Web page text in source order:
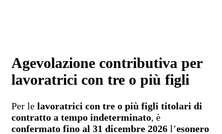
Agevolazione contributiva per
lavoratrici con tre o più figli
Per le lavoratrici con tre o più figli titolari di
contratto a tempo indeterminato, è
confermato fino al 31 dicembre 2026 l’esonero